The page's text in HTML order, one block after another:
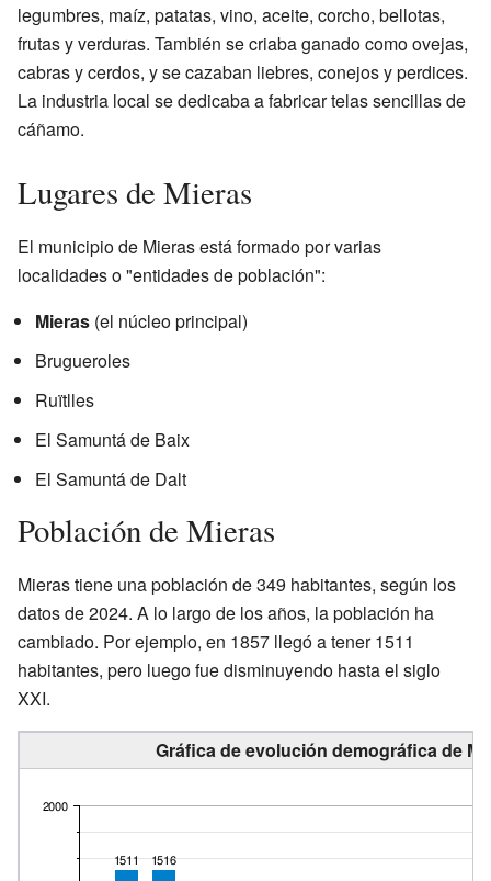
legumbres, maíz, patatas, vino, aceite, corcho, bellotas,
frutas y verduras. También se criaba ganado como ovejas,
cabras y cerdos, y se cazaban liebres, conejos y perdices.
La industria local se dedicaba a fabricar telas sencillas de
cáñamo.
Lugares de Mieras
El municipio de Mieras está formado por varias
localidades o "entidades de población":
Mieras (el núcleo principal)
Brugueroles
Ruïtlles
El Samuntá de Baix
El Samuntá de Dalt
Población de Mieras
Mieras tiene una población de 349 habitantes, según los
datos de 2024. A lo largo de los años, la población ha
cambiado. Por ejemplo, en 1857 llegó a tener 1511
habitantes, pero luego fue disminuyendo hasta el siglo
XXI.
Gráfica de evolución demográfica de